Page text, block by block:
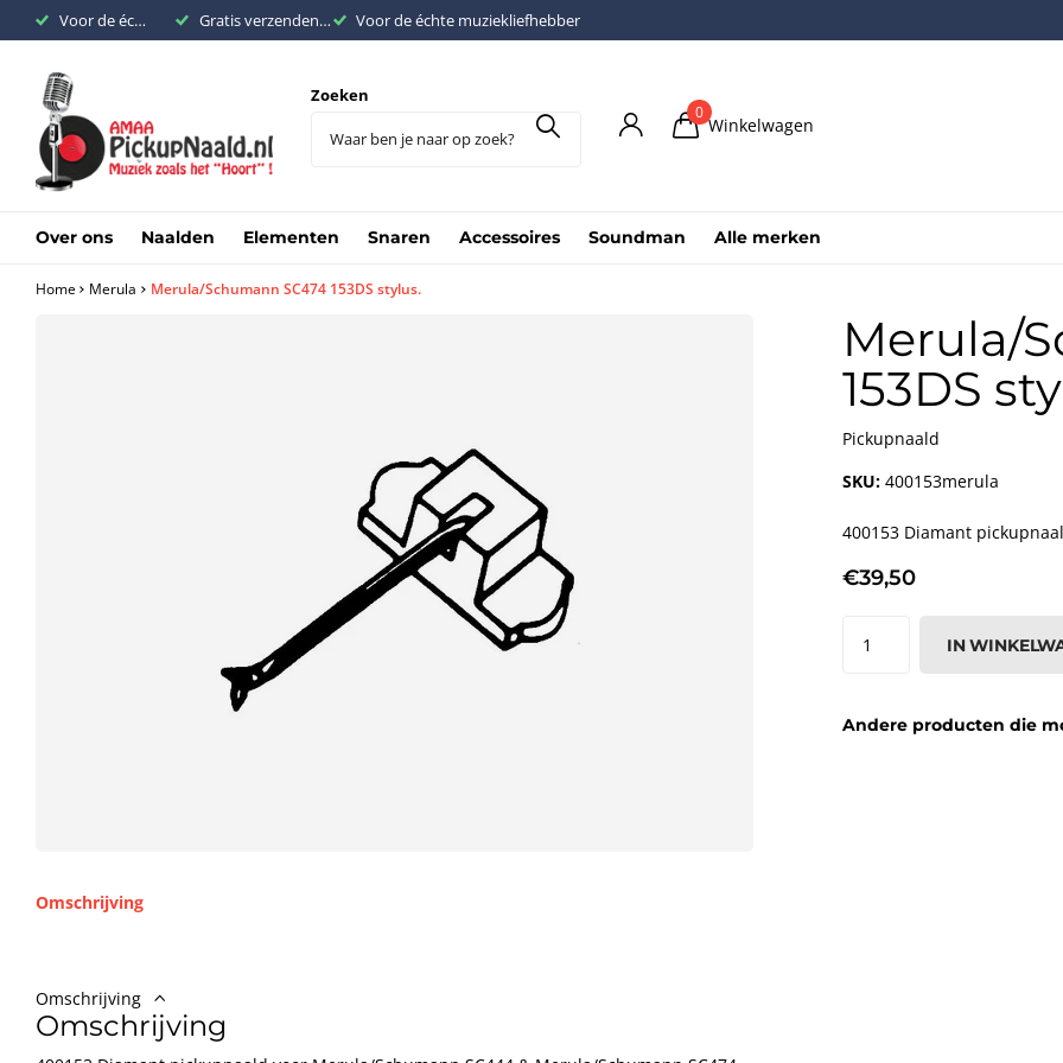
Voor de échte muziekliefhebber Gratis verzenden binnen Nederland vanaf €200,- Voor de échte muziekliefhebber
Zoeken
0
Winkelwagen
Over ons Naalden Elementen Snaren Accessoires Soundman Alle merken
Home Merula Merula/Schumann SC474 153DS stylus.
Omschrijving
Omschrijving
Omschrijving
Merula/
153DS
Pickupnaald
SKU:400153merula
400153 Diamant
€39,50
IN
Andere producten die